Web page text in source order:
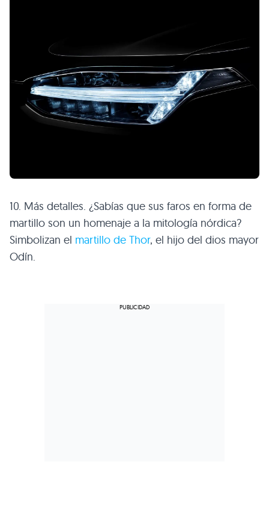
10. Más detalles. ¿Sabías que sus faros en forma de
martillo son un homenaje a la mitología nórdica?
Simbolizan el martillo de Thor, el hijo del dios mayor
Odín.